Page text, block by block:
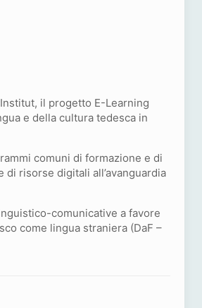
il progetto E-Learning
e della cultura tedesca in
comuni di formazione e di
risorse digitali all’avanguardia
comunicative a favore
come lingua straniera (DaF –